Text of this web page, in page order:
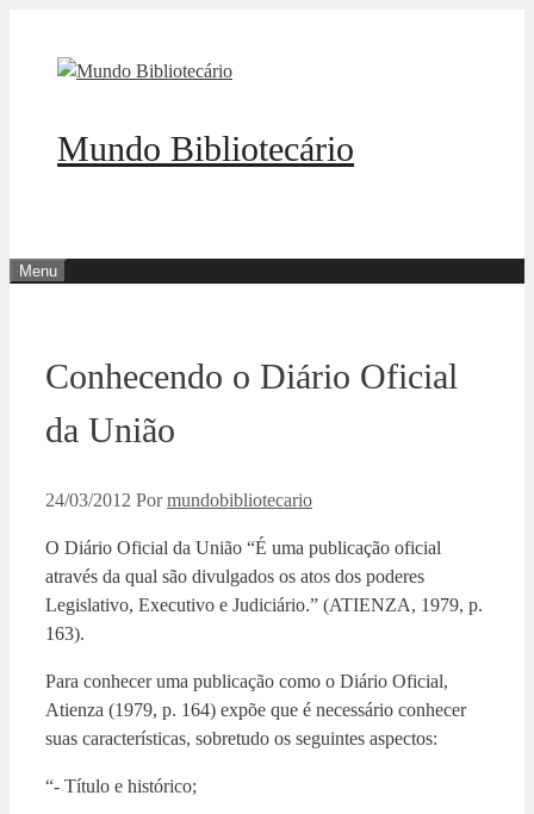
Mundo Bibliotecário
Menu
Conhecendo o Diário Oficial
da União
24/03/2012 Pormundobibliotecario
O Diário Oficial da União “É uma publicação oficial
através da qual são divulgados os atos dos poderes
Legislativo, Executivo e Judiciário.” (ATIENZA, 1979, p.
163).
Para conhecer uma publicação como o Diário Oficial,
Atienza (1979, p. 164) expõe que é necessário conhecer
suas características, sobretudo os seguintes aspectos:
“- Título e histórico;